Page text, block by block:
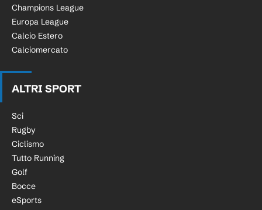
Champions League
Europa League
Calcio Estero
Calciomercato
ALTRI SPORT
Sci
Rugby
Ciclismo
Tutto Running
Golf
Bocce
eSports